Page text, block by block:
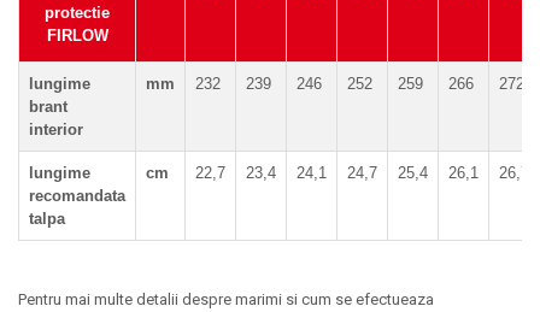
protectie
FIRLOW
lungime
brant
interior
mm 232 239 246 252 259 266 272
lungime
recomandata
talpa
cm 22,7 23,4 24,1 24,7 25,4 26,1 26,7
Pentru mai multe detalii despre marimi si cum se efectueaza